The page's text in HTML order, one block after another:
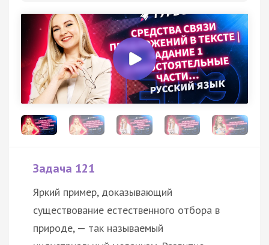
Задача 121
Яркий пример, доказывающий
существование естественного отбора в
природе, — так называемый